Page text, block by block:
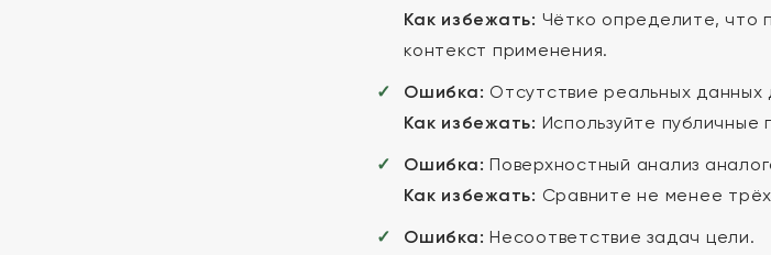
Как избежать: Чётко определите, что
контекст применения.
Ошибка: Отсутствие реальных данных
Как избежать: Используйте
Ошибка: Поверхностный анализ
Как избежать: Сравните не менее
Ошибка: Несоответствие задач цели.